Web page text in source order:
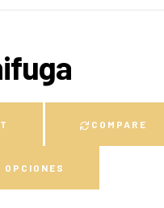
COMPARE
OPCIONES